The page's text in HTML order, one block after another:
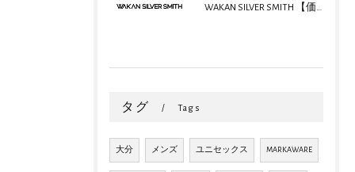
WAKAN SILVER SMITH 【価格改定のお知らせ】
タグ Tags
大分 メンズ ユニセックス MARKAWARE